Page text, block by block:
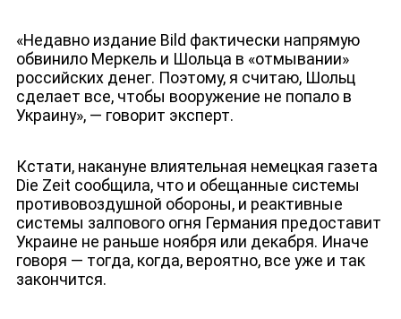
«Недавно издание Bild фактически напрямую
обвинило Меркель и Шольца в «отмывании»
российских денег. Поэтому, я считаю, Шольц
сделает все, чтобы вооружение не попало в
Украину», — говорит эксперт.
Кстати, накануне влиятельная немецкая газета
Die Zeit сообщила, что и обещанные системы
противовоздушной обороны, и реактивные
системы залпового огня Германия предоставит
Украине не раньше ноября или декабря. Иначе
говоря — тогда, когда, вероятно, все уже и так
закончится.